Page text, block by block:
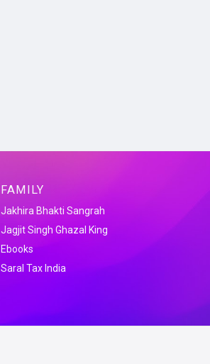
FAMILY
Jakhira Bhakti Sangrah
Jagjit Singh Ghazal King
Ebooks
Saral Tax India